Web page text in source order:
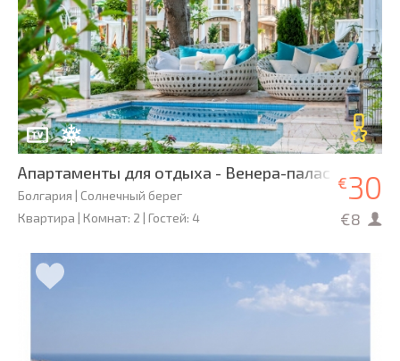
Апартаменты для отдыха - Венера-палас
Болгария | Солнечный берег
Квартира | Комнат: 2 | Гостей: 4
€30
€8